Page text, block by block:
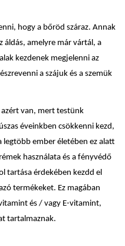
hogy a bőröd száraz. Annak
áldás, amelyre már vártál, a
kezdenek megjelenni az
a szájuk és a szemük
van, mert testünk
éveinkben csökkenni kezd,
legtöbb ember életében ez alatt
használata és a fényvédő
tartása érdekében kezdd el
termékeket. Ez magában
és / vagy E-vitamint,
tartalmaznak.